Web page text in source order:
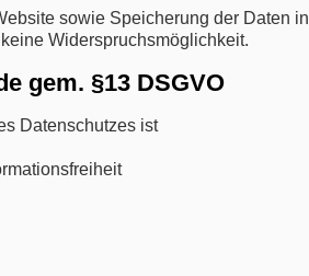
sowie Speicherung der Daten
Widerspruchsmöglichkeit.
gem. §13 DSGVO
Datenschutzes ist